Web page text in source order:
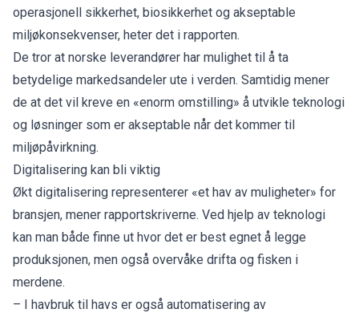
operasjonell sikkerhet, biosikkerhet og akseptable
miljøkonsekvenser, heter det i rapporten.
De tror at norske leverandører har mulighet til å ta
betydelige markedsandeler ute i verden. Samtidig mener
de at det vil kreve en «enorm omstilling» å utvikle teknologi
og løsninger som er akseptable når det kommer til
miljøpåvirkning.
Digitalisering kan bli viktig
Økt digitalisering representerer «et hav av muligheter» for
bransjen, mener rapportskriverne. Ved hjelp av teknologi
kan man både finne ut hvor det er best egnet å legge
produksjonen, men også overvåke drifta og fisken i
merdene.
– I havbruk til havs er også automatisering av